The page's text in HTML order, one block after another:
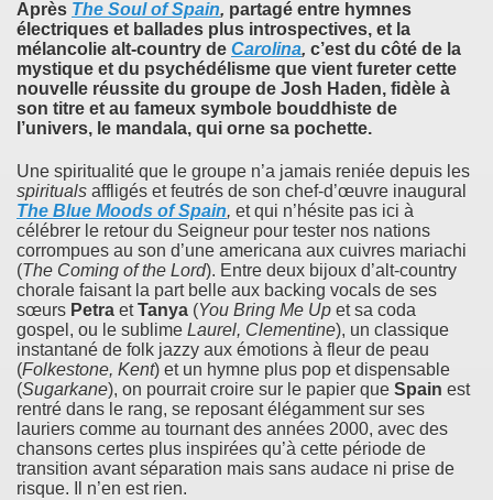
Après The Soul of Spain, partagé entre hymnes
électriques et ballades plus introspectives, et la
mélancolie alt-country de Carolina, c’est du côté de la
mystique et du psychédélisme que vient fureter cette
nouvelle réussite du groupe de Josh Haden, fidèle à
son titre et au fameux symbole bouddhiste de
l’univers, le mandala, qui orne sa pochette.
Une spiritualité que le groupe n’a jamais reniée depuis les
spirituals affligés et feutrés de son chef-d’œuvre inaugural
The Blue Moods of Spain, et qui n’hésite pas ici à
célébrer le retour du Seigneur pour tester nos nations
corrompues au son d’une americana aux cuivres mariachi
(The Coming of the Lord). Entre deux bijoux d’alt-country
chorale faisant la part belle aux backing vocals de ses
sœurs Petra etTanya (You Bring Me Up et sa coda
gospel, ou le sublime Laurel, Clementine), un classique
instantané de folk jazzy aux émotions à fleur de peau
(Folkestone, Kent) et un hymne plus pop et dispensable
(Sugarkane), on pourrait croire sur le papier que Spain est
rentré dans le rang, se reposant élégamment sur ses
lauriers comme au tournant des années 2000, avec des
chansons certes plus inspirées qu’à cette période de
transition avant séparation mais sans audace ni prise de
risque. Il n’en est rien.